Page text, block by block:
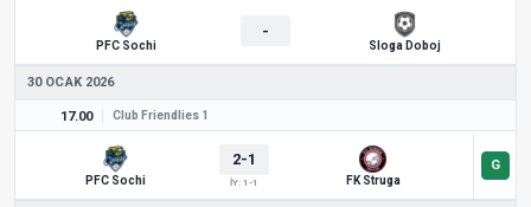
PFC Sochi
-
Sloga Doboj
30 OCAK 2026
17.00 Club Friendlies 1
PFC Sochi
2-1
İY: 1-1 FK Struga